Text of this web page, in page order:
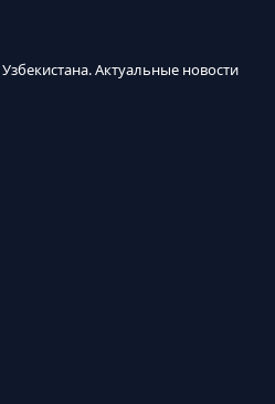
Актуальные новости